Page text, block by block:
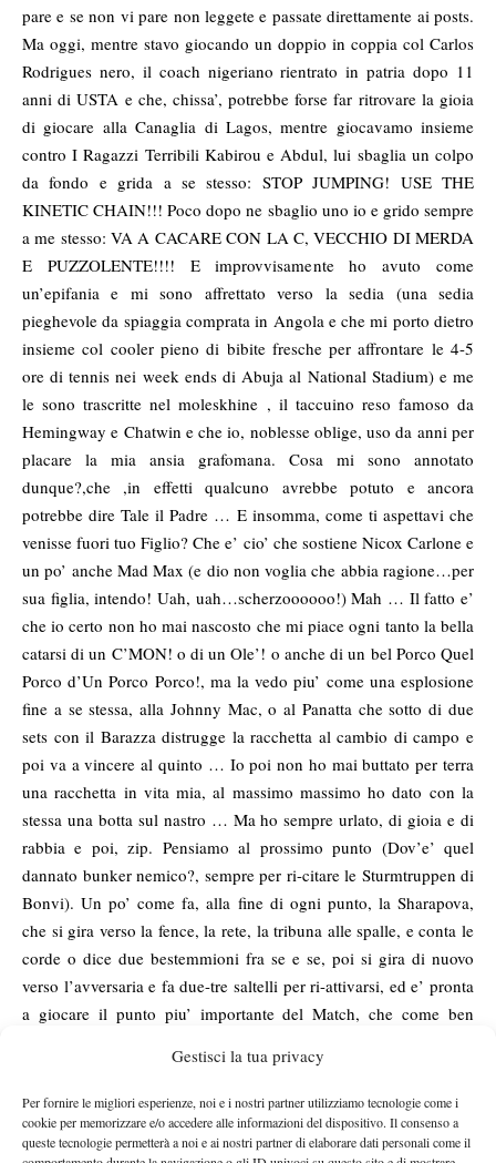
Gestisci la tua privacy
Per fornire le migliori esperienze, noi e i nostri partner utilizziamo tecnologie come i
cookie per memorizzare e/o accedere alle informazioni del dispositivo. Il consenso a
queste tecnologie permetterà a noi e ai nostri partner di elaborare dati personali come il
pare e se non vi pare non leggete e passate direttamente ai posts.
Ma oggi, mentre stavo giocando un doppio in coppia col Carlos
Rodrigues nero, il coach nigeriano rientrato in patria dopo 11
anni di USTA e che, chissa’, potrebbe forse far ritrovare la gioia
di giocare alla Canaglia di Lagos, mentre giocavamo insieme
contro I Ragazzi Terribili Kabirou e Abdul, lui sbaglia un colpo
da fondo e grida a se stesso: STOP JUMPING! USE THE
KINETIC CHAIN!!! Poco dopo ne sbaglio uno io e grido sempre
a me stesso: VA A CACARE CON LA C, VECCHIO DI MERDA
E PUZZOLENTE!!!! E improvvisamente ho avuto come
un’epifania e mi sono affrettato verso la sedia (una sedia
pieghevole da spiaggia comprata in Angola e che mi porto dietro
insieme col cooler pieno di bibite fresche per affrontare le 4-5
ore di tennis nei week ends di Abuja al National Stadium) e me
le sono trascritte nel moleskhine , il taccuino reso famoso da
Hemingway e Chatwin e che io, noblesse oblige, uso da anni per
placare la mia ansia grafomana. Cosa mi sono annotato
dunque?,che ,in effetti qualcuno avrebbe potuto e ancora
potrebbe dire Tale il Padre … E insomma, come ti aspettavi che
venisse fuori tuo Figlio? Che e’ cio’ che sostiene Nicox Carlone e
un po’ anche Mad Max (e dio non voglia che abbia ragione…per
sua figlia, intendo! Uah, uah…scherzoooooo!) Mah … Il fatto e’
che io certo non ho mai nascosto che mi piace ogni tanto la bella
catarsi di un C’MON! o di un Ole’! o anche di un bel Porco Quel
Porco d’Un Porco Porco!, ma la vedo piu’ come una esplosione
fine a se stessa, alla Johnny Mac, o al Panatta che sotto di due
sets con il Barazza distrugge la racchetta al cambio di campo e
poi va a vincere al quinto … Io poi non ho mai buttato per terra
una racchetta in vita mia, al massimo massimo ho dato con la
stessa una botta sul nastro … Ma ho sempre urlato, di gioia e di
rabbia e poi, zip. Pensiamo al prossimo punto (Dov’e’ quel
dannato bunker nemico?, sempre per ri-citare le Sturmtruppen di
Bonvi). Un po’ come fa, alla fine di ogni punto, la Sharapova,
che si gira verso la fence, la rete, la tribuna alle spalle, e conta le
corde o dice due bestemmioni fra se e se, poi si gira di nuovo
verso l’avversaria e fa due-tre saltelli per ri-attivarsi, ed e’ pronta
a giocare il punto piu’ importante del Match, che come ben